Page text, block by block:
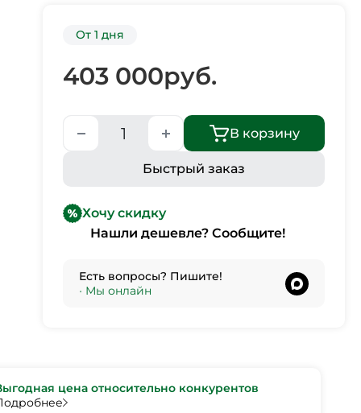
От 1 дня
403 000руб.
В корзину
Быстрый заказ
Хочу скидку
Нашли дешевле? Сообщите!
Есть вопросы? Пишите!
• Мы онлайн
цена относительно конкурентов